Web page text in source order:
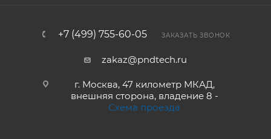
+7 (499) 755-60-05 ЗАКАЗАТЬ ЗВОНОК
zakaz@pndtech.ru
г. Москва, 47 километр МКАД,
внешняя сторона, владение 8 -
Схема проезда